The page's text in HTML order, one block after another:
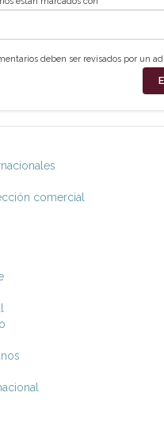
deben ser revisados por un
comercial